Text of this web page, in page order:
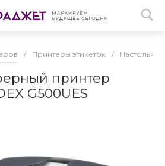
/ Принтеры этикеток /
принтер
G500UES